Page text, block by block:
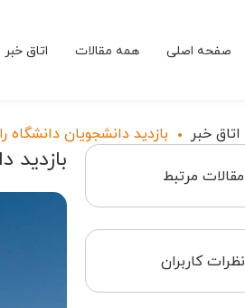
صفحه اصلی همه مقالات اتاق خبر
اتاق خبر
بازدید دانشجویان دانشگاه
مقالات مرتبط
نظرات کاربران
بازدید